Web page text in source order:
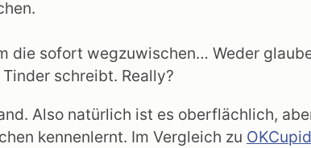
die sofort wegzuwischen… Weder
schreibt. Really?
Also natürlich ist es oberflächlich,
kennenlernt. Im Vergleich zu OKCupid